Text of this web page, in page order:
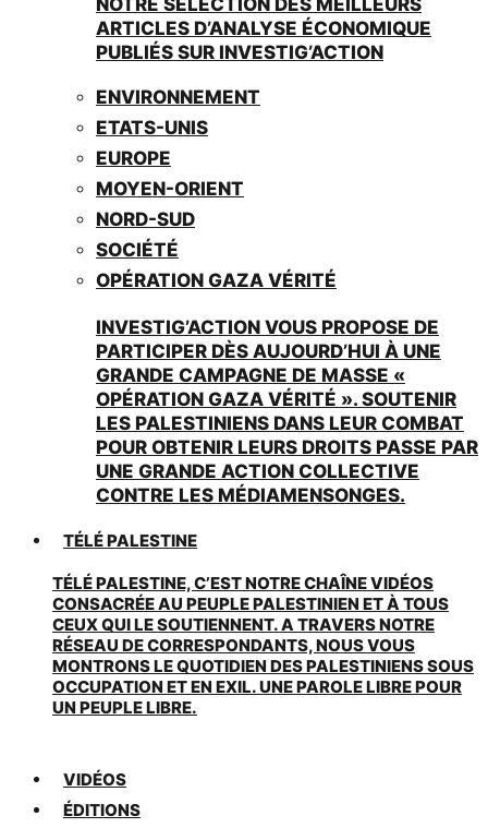
ARTICLES D’ANALYSE ÉCONOMIQUE
PUBLIÉS SUR INVESTIG’ACTION
ENVIRONNEMENT
ETATS-UNIS
EUROPE
MOYEN-ORIENT
NORD-SUD
SOCIÉTÉ
OPÉRATION GAZA VÉRITÉ
INVESTIG’ACTION VOUS PROPOSE DE
PARTICIPER DÈS AUJOURD’HUI À UNE
GRANDE CAMPAGNE DE MASSE «
OPÉRATION GAZA VÉRITÉ ». SOUTENIR
LES PALESTINIENS DANS LEUR COMBAT
POUR OBTENIR LEURS DROITS PASSE PAR
UNE GRANDE ACTION COLLECTIVE
CONTRE LES MÉDIAMENSONGES.
TÉLÉ PALESTINE
TÉLÉ PALESTINE, C’EST NOTRE CHAÎNE VIDÉOS
CONSACRÉE AU PEUPLE PALESTINIEN ET À TOUS
CEUX QUI LE SOUTIENNENT. A TRAVERS NOTRE
RÉSEAU DE CORRESPONDANTS, NOUS VOUS
MONTRONS LE QUOTIDIEN DES PALESTINIENS SOUS
OCCUPATION ET EN EXIL. UNE PAROLE LIBRE POUR
UN PEUPLE LIBRE.
VIDÉOS
ÉDITIONS